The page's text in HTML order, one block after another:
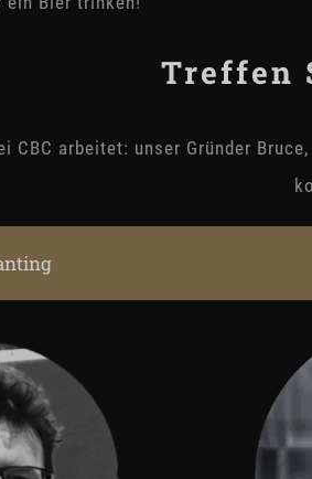
Treffen
CBC arbeitet: unser Gründer